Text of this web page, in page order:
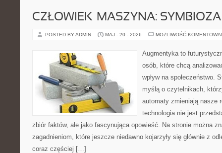
CZŁOWIEK–MASZYNA: SYMBIOZA
POSTED BY ADMIN MAJ - 20 - 2026 MOŻLIWOŚĆ
Augmentyka to
osób, które chcą
wpływ na społeczeństwo.
myślą o czytelnikach,
automaty zmieniają nasze
technologia nie jest
zbiór faktów, ale jako fascynująca opowieść. Na stronie można
zagadnieniom, które jeszcze niedawno kojarzyły się głównie z
coraz częściej […]